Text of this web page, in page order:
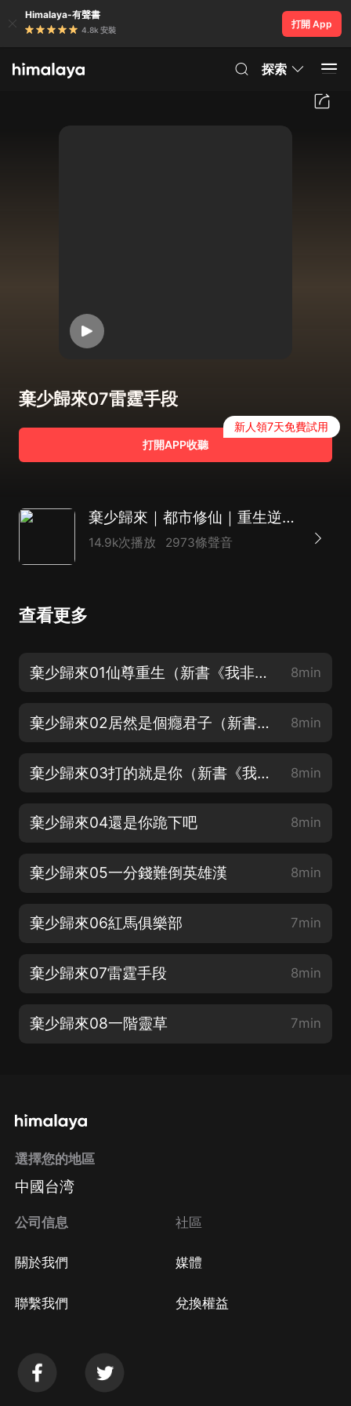
Himalaya-有聲書
4.8k 安裝
打開 App
探索
棄少歸來07雷霆手段
打開APP收聽
新人領7天免費試用
棄少歸來｜都市修仙｜重生逆襲｜熱血爽文｜多人有聲劇
14.9k次播放 2973條聲音
查看更多
棄少歸來01仙尊重生（新書《我非癡愚實乃純良》已經上架，歡迎訂閱收聽） 8min
棄少歸來02居然是個癮君子（新書《我非癡愚實乃純良》已經上架，歡迎訂閱收聽） 8min
棄少歸來03打的就是你（新書《我非癡愚實乃純良》已經上架，歡迎訂閱收聽） 8min
棄少歸來04還是你跪下吧 8min
棄少歸來05一分錢難倒英雄漢 8min
棄少歸來06紅馬俱樂部 7min
棄少歸來07雷霆手段 8min
棄少歸來08一階靈草 7min
選擇您的地區
中國台湾
公司信息
關於我們
聯繫我們
社區
媒體
兌換權益